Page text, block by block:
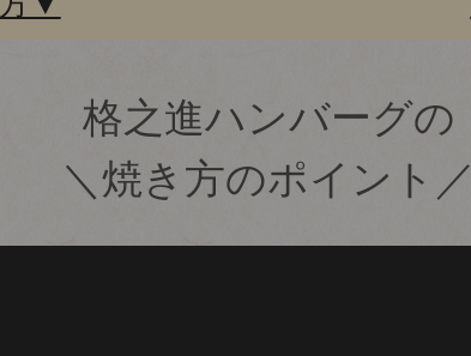
格之進ハンバーグの
＼焼き方のポイント／